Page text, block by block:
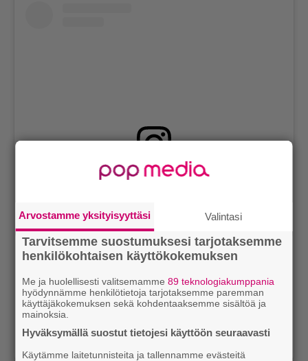
View this post on Instagram
A post shared by Vanity Fair (@vanityfair)
Arvostamme yksityisyyttäsi Valintasi
Tarvitsemme suostumuksesi tarjotaksemme
henkilökohtaisen käyttökokemuksen
Me ja huolellisesti valitsemamme89 teknologiakumppania
hyödynnämme henkilötietoja tarjotaksemme paremman
käyttäjäkokemuksen sekä kohdentaaksemme sisältöä ja
mainoksia.
Hyväksymällä suostut tietojesi käyttöön seuraavasti
Käytämme laitetunnisteita ja tallennamme evästeitä